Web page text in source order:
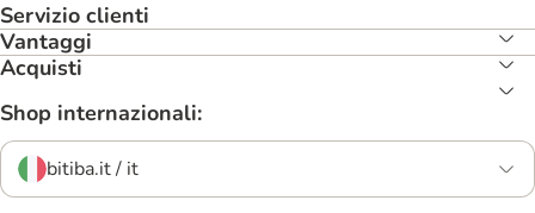
Servizio clienti
Vantaggi
Acquisti
Shop internazionali:
bitiba.it / it